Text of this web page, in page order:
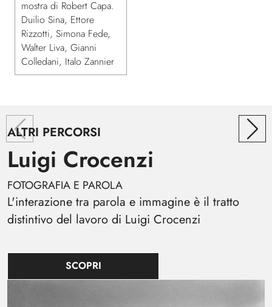
mostra di Robert Capa.
Duilio Sina, Ettore
Rizzotti, Simona Fede,
Walter Liva, Gianni
Colledani, Italo Zannier
ALTRI PERCORSI
Luigi Crocenzi
FOTOGRAFIA E PAROLA
L'interazione tra parola e immagine è il tratto
distintivo del lavoro di Luigi Crocenzi
SCOPRI